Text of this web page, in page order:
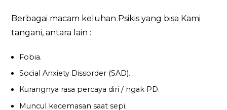
Berbagai macam keluhan Psikis yang bisa Kami
tangani, antara lain :
Fobia.
Social Anxiety Dissorder (SAD).
Kurangnya rasa percaya diri / ngak PD.
Muncul kecemasan saat sepi.